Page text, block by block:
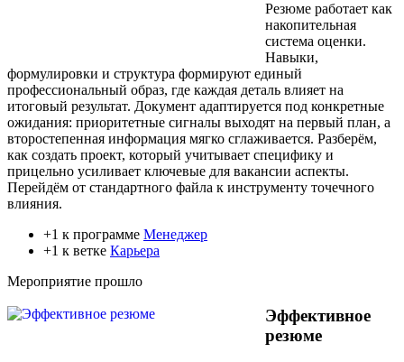
Резюме работает как
накопительная
система оценки.
Навыки,
формулировки и структура формируют единый
профессиональный образ, где каждая деталь влияет на
итоговый результат. Документ адаптируется под конкретные
ожидания: приоритетные сигналы выходят на первый план, а
второстепенная информация мягко сглаживается. Разберём,
как создать проект, который учитывает специфику и
прицельно усиливает ключевые для вакансии аспекты.
Перейдём от стандартного файла к инструменту точечного
влияния.
+1 к программе Менеджер
+1 к ветке Карьера
Мероприятие прошло
Эффективное
резюме